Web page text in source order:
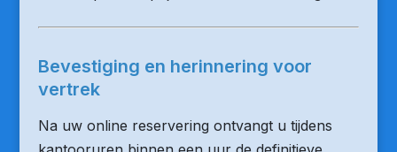
Bevestiging en herinnering voor
vertrek
Na uw online reservering ontvangt u tijdens